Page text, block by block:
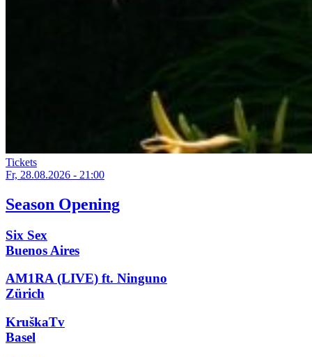
Tickets
Fr, 28.08.2026 - 21:00
Season Opening
Six Sex
Buenos Aires
AM1RA (LIVE) ft. Ninguno
Zürich
KruškaTv
Basel